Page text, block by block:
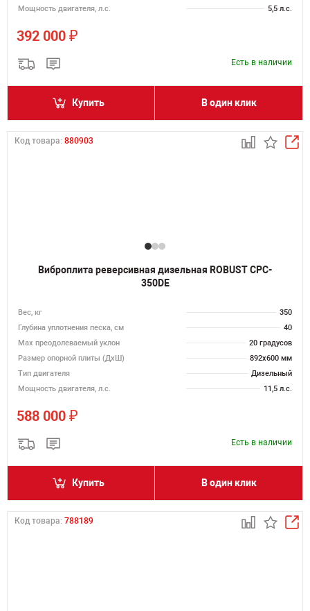
Мощность двигателя, л.с. 5,5 л.с.
392 000 ₽
Есть в наличии
Купить В один клик
Код товара: 880903
Виброплита реверсивная дизельная ROBUST CPC-
350DE
Вес, кг
350
Глубина уплотнения песка, см
40
Max преодолеваемый уклон
20 градусов
Размер опорной плиты (ДхШ)
892х600 мм
Тип двигателя
Дизельный
Мощность двигателя, л.с.
11,5 л.с.
588 000 ₽
Есть в наличии
Купить В один клик
Код товара: 788189